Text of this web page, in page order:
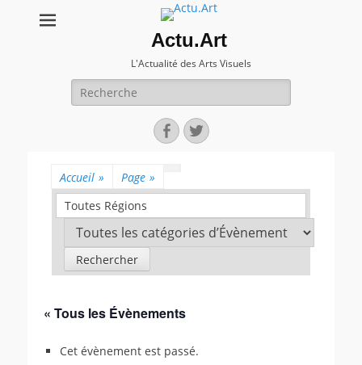
Actu.Art
L'Actualité des Arts Visuels
Recherche
pour:
Facebook
Twitter
Accueil » Page »
Toutes Régions
« Tous les Évènements
Cet évènement est passé.